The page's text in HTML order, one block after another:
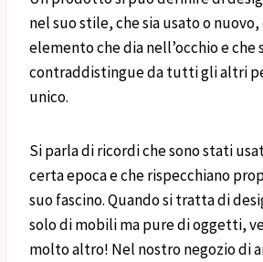
nel suo stile, che sia usato o
elemento che dia nell’occhio e che
contraddistingue da tutti gli altri
unico.
Si parla di ricordi che sono stati
certa epoca e che rispecchiano
suo fascino. Quando si tratta di
solo di mobili ma pure di oggetti,
molto altro! Nel nostro negozio di